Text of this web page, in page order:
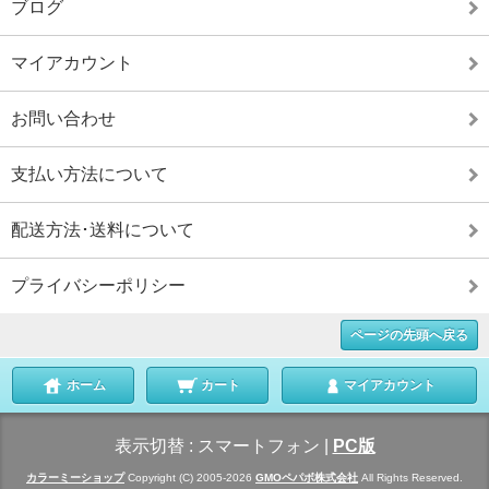
ブログ
マイアカウント
お問い合わせ
支払い方法について
配送方法･送料について
プライバシーポリシー
ページの先頭へ戻る
ホーム カート マイアカウント
表示切替 : スマートフォン PC版
カラーミーショップCopyright (C) 2005-2026 GMOペパボ株式会社 All Rights Reserved.